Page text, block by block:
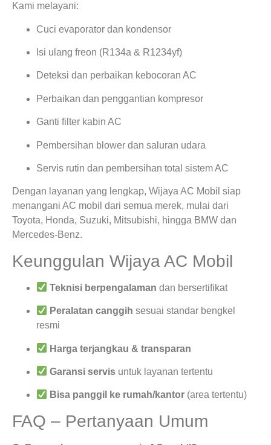
Kami melayani:
Cuci evaporator dan kondensor
Isi ulang freon (R134a & R1234yf)
Deteksi dan perbaikan kebocoran AC
Perbaikan dan penggantian kompresor
Ganti filter kabin AC
Pembersihan blower dan saluran udara
Servis rutin dan pembersihan total sistem AC
Dengan layanan yang lengkap, Wijaya AC Mobil siap
menangani AC mobil dari semua merek, mulai dari
Toyota, Honda, Suzuki, Mitsubishi, hingga BMW dan
Mercedes-Benz.
Keunggulan Wijaya AC Mobil
Teknisi berpengalaman dan bersertifikat
Peralatan canggih sesuai standar bengkel
resmi
Harga terjangkau & transparan
Garansi servis untuk layanan tertentu
Bisa panggil ke rumah/kantor (area tertentu)
FAQ – Pertanyaan Umum